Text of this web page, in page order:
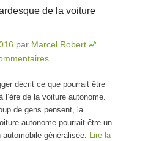
de la voiture
par Marcel Robert
décrit ce que pourrait être
l’ère de la voiture autonome.
de gens pensent, la
autonome pourrait être un
généralisée. Lire la